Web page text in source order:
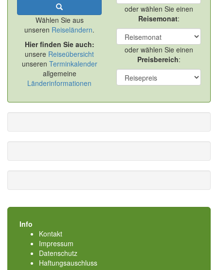
Wählen Sie aus
unseren Reiseländern.
Hier finden Sie auch:
unsere Reiseübersicht
unseren Terminkalender
allgemeine
Länderinformationen
oder wählen Sie einen
Reisemonat:
oder wählen Sie einen
Preisbereich:
Info
Kontakt
Impressum
Datenschutz
Haftungsauschluss